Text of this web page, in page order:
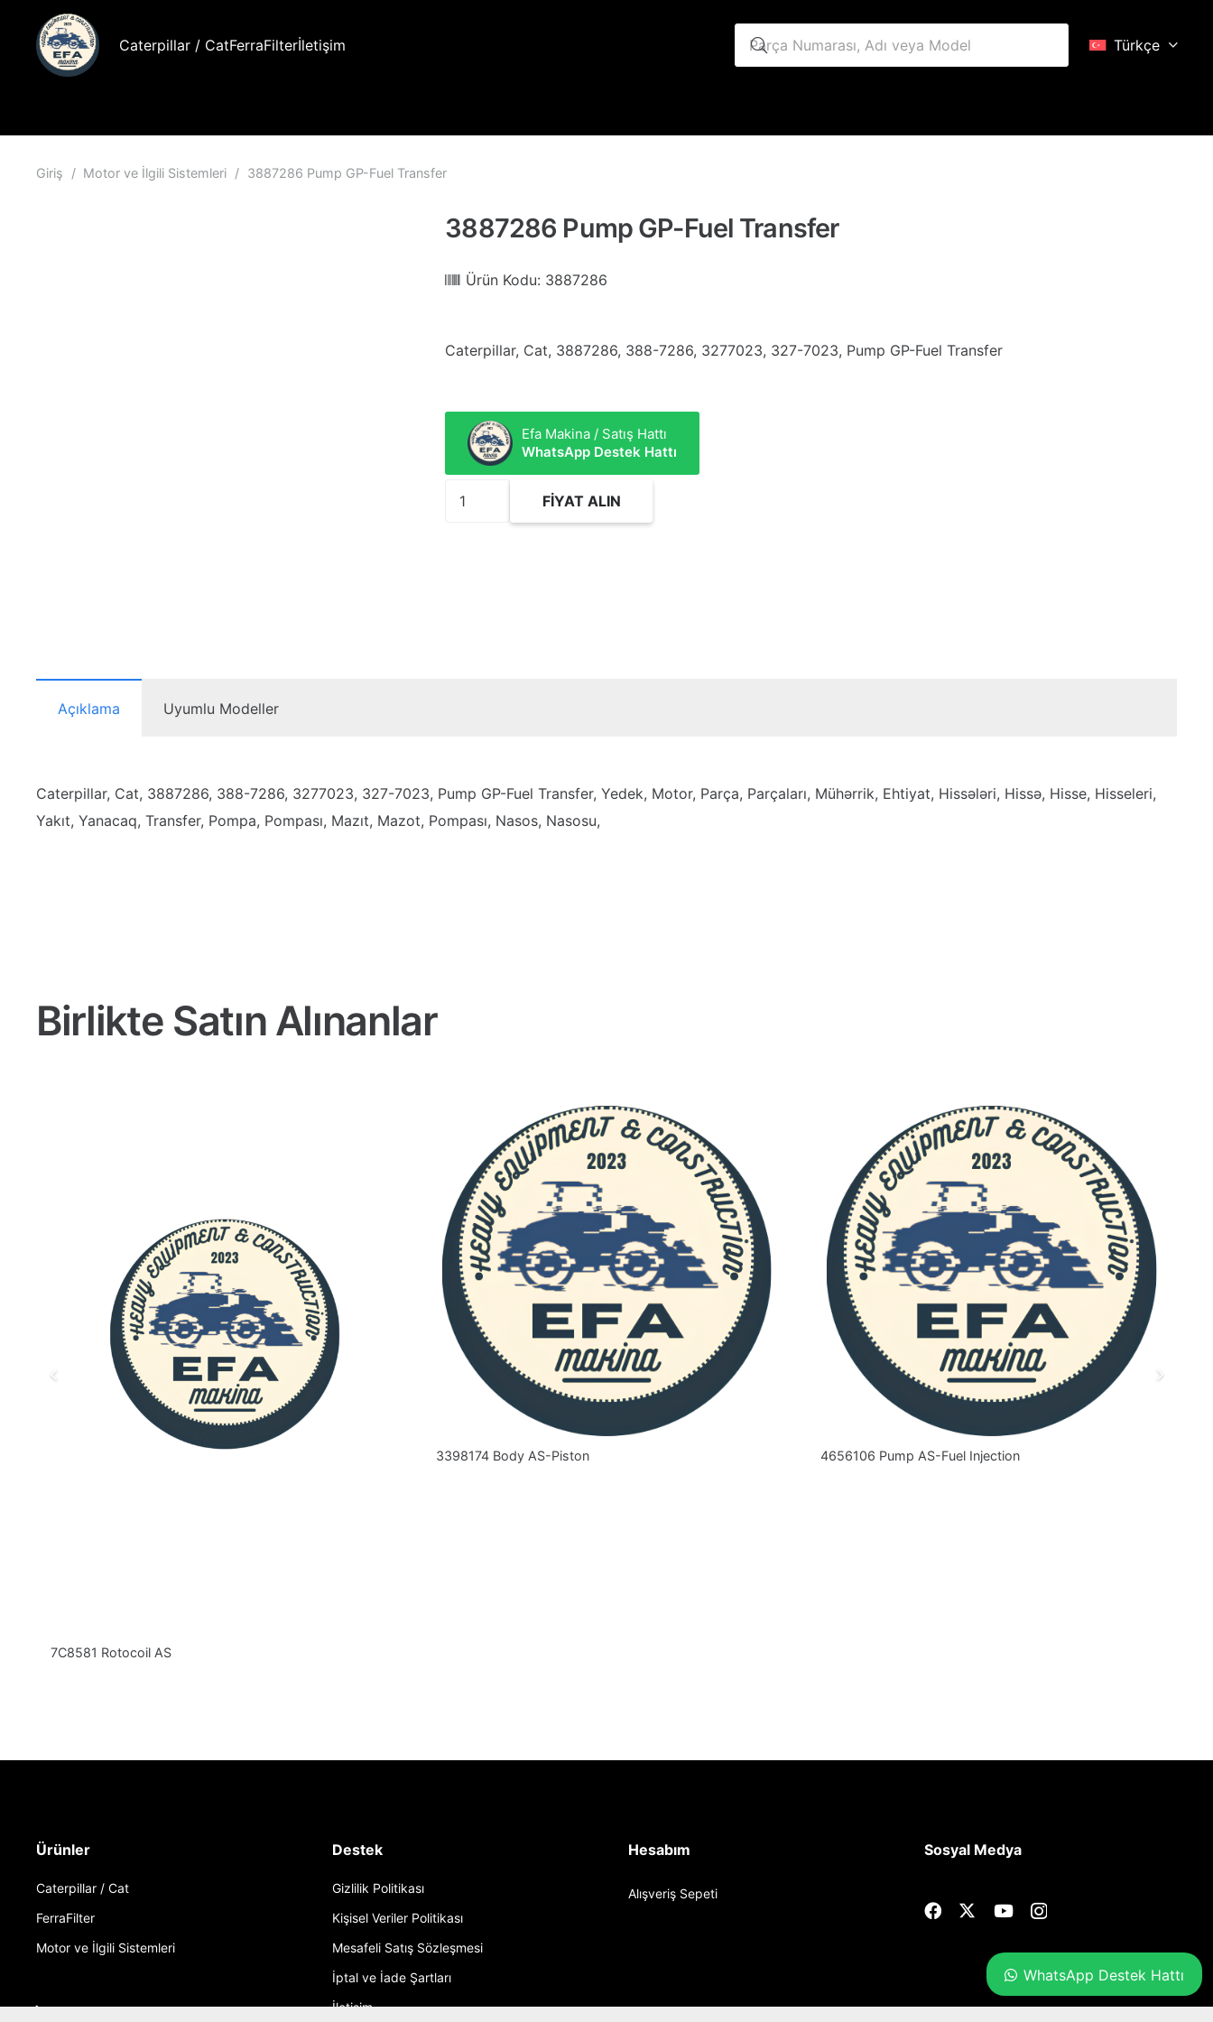
Caterpillar / CatFerraFilterİletişim Türkçe
Giriş / Motor ve İlgili Sistemleri / 3887286 Pump GP-Fuel Transfer
3887286 Pump GP-Fuel Transfer
Ürün Kodu: 3887286
Caterpillar, Cat, 3887286, 388-7286, 3277023, 327-7023, Pump GP-Fuel Transfer
Efa Makina / Satış Hattı
WhatsApp Destek Hattı
3887286
FIYAT ALIN
Açıklama Uyumlu Modeller
Caterpillar, Cat, 3887286, 388-7286, 3277023, 327-7023, Pump GP-Fuel Transfer, Yedek, Motor, Parça, Parçaları, Mühərrik, Ehtiyat, Hissələri, Hissə, Hisse, Hisseleri,
Yakıt, Yanacaq, Transfer, Pompa, Pompası, Mazıt, Mazot, Pompası, Nasos, Nasosu,
Birlikte Satın Alınanlar
7C8581 Rotocoil AS
3398174 Body AS-Piston 4656106 Pump AS-Fuel Injection
Ürünler
Caterpillar / Cat
FerraFilter
Motor ve İlgili Sistemleri
Destek
Gizlilik Politikası
Kişisel Veriler Politikası
Mesafeli Satış Sözleşmesi
İptal ve İade Şartları
İletişim
Hesabım
Alışveriş Sepeti
Sosyal Medya
WhatsApp Destek Hattı